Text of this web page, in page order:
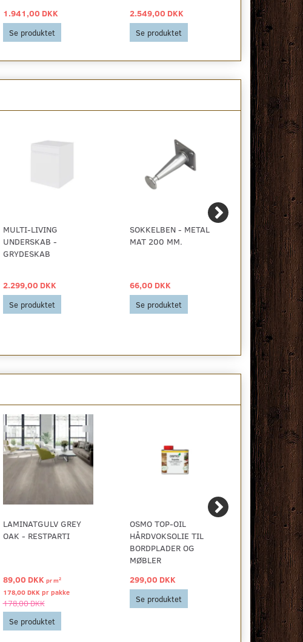
1.941,00 DKK
Se produktet
2.549,00 DKK
Se produktet
1.659,00
Se
MULTI-LIVING
UNDERSKAB -
GRYDESKAB
2.299,00 DKK
Se produktet
SOKKELBEN - METAL
MAT 200 MM.
66,00 DKK
Se produktet
D-LINE MAT
GREB 170
44,00 DKK
Se
LAMINATGULV GREY
OAK - RESTPARTI
89,00 DKK prm2
178,00 DKK pr pakke
178,00 DKK
Se produktet
OSMO TOP-OIL
HÅRDVOKSOLIE TIL
BORDPLADER OG
MØBLER
299,00 DKK
Se produktet
VINYLGULV
40,00 DKK
Se